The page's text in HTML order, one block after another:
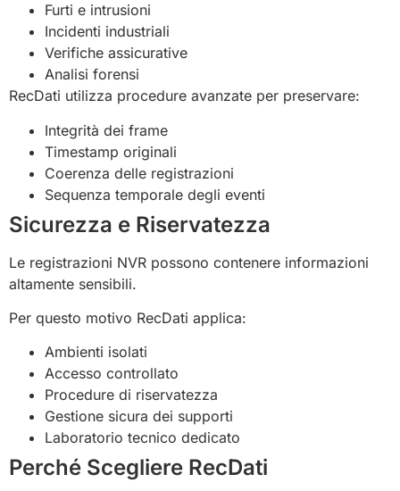
Furti e intrusioni
Incidenti industriali
Verifiche assicurative
Analisi forensi
RecDati utilizza procedure avanzate per preservare:
Integrità dei frame
Timestamp originali
Coerenza delle registrazioni
Sequenza temporale degli eventi
Sicurezza e Riservatezza
Le registrazioni NVR possono contenere informazioni
altamente sensibili.
Per questo motivo RecDati applica:
Ambienti isolati
Accesso controllato
Procedure di riservatezza
Gestione sicura dei supporti
Laboratorio tecnico dedicato
Perché Scegliere RecDati